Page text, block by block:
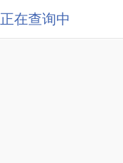
正在查询中